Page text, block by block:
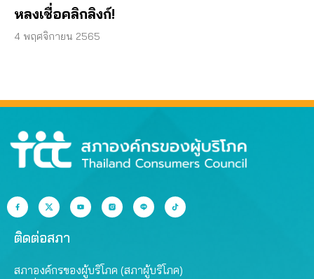
หลงเชื่อคลิกลิงก์!
4 พฤศจิกายน 2565
ติดต่อสภา
สภาองค์กรของผู้บริโภค (สภาผู้บริโภค)